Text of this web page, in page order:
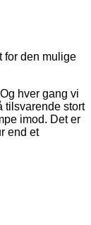
for den mulige
hver gang vi
tilsvarende stort
imod. Det er
end et